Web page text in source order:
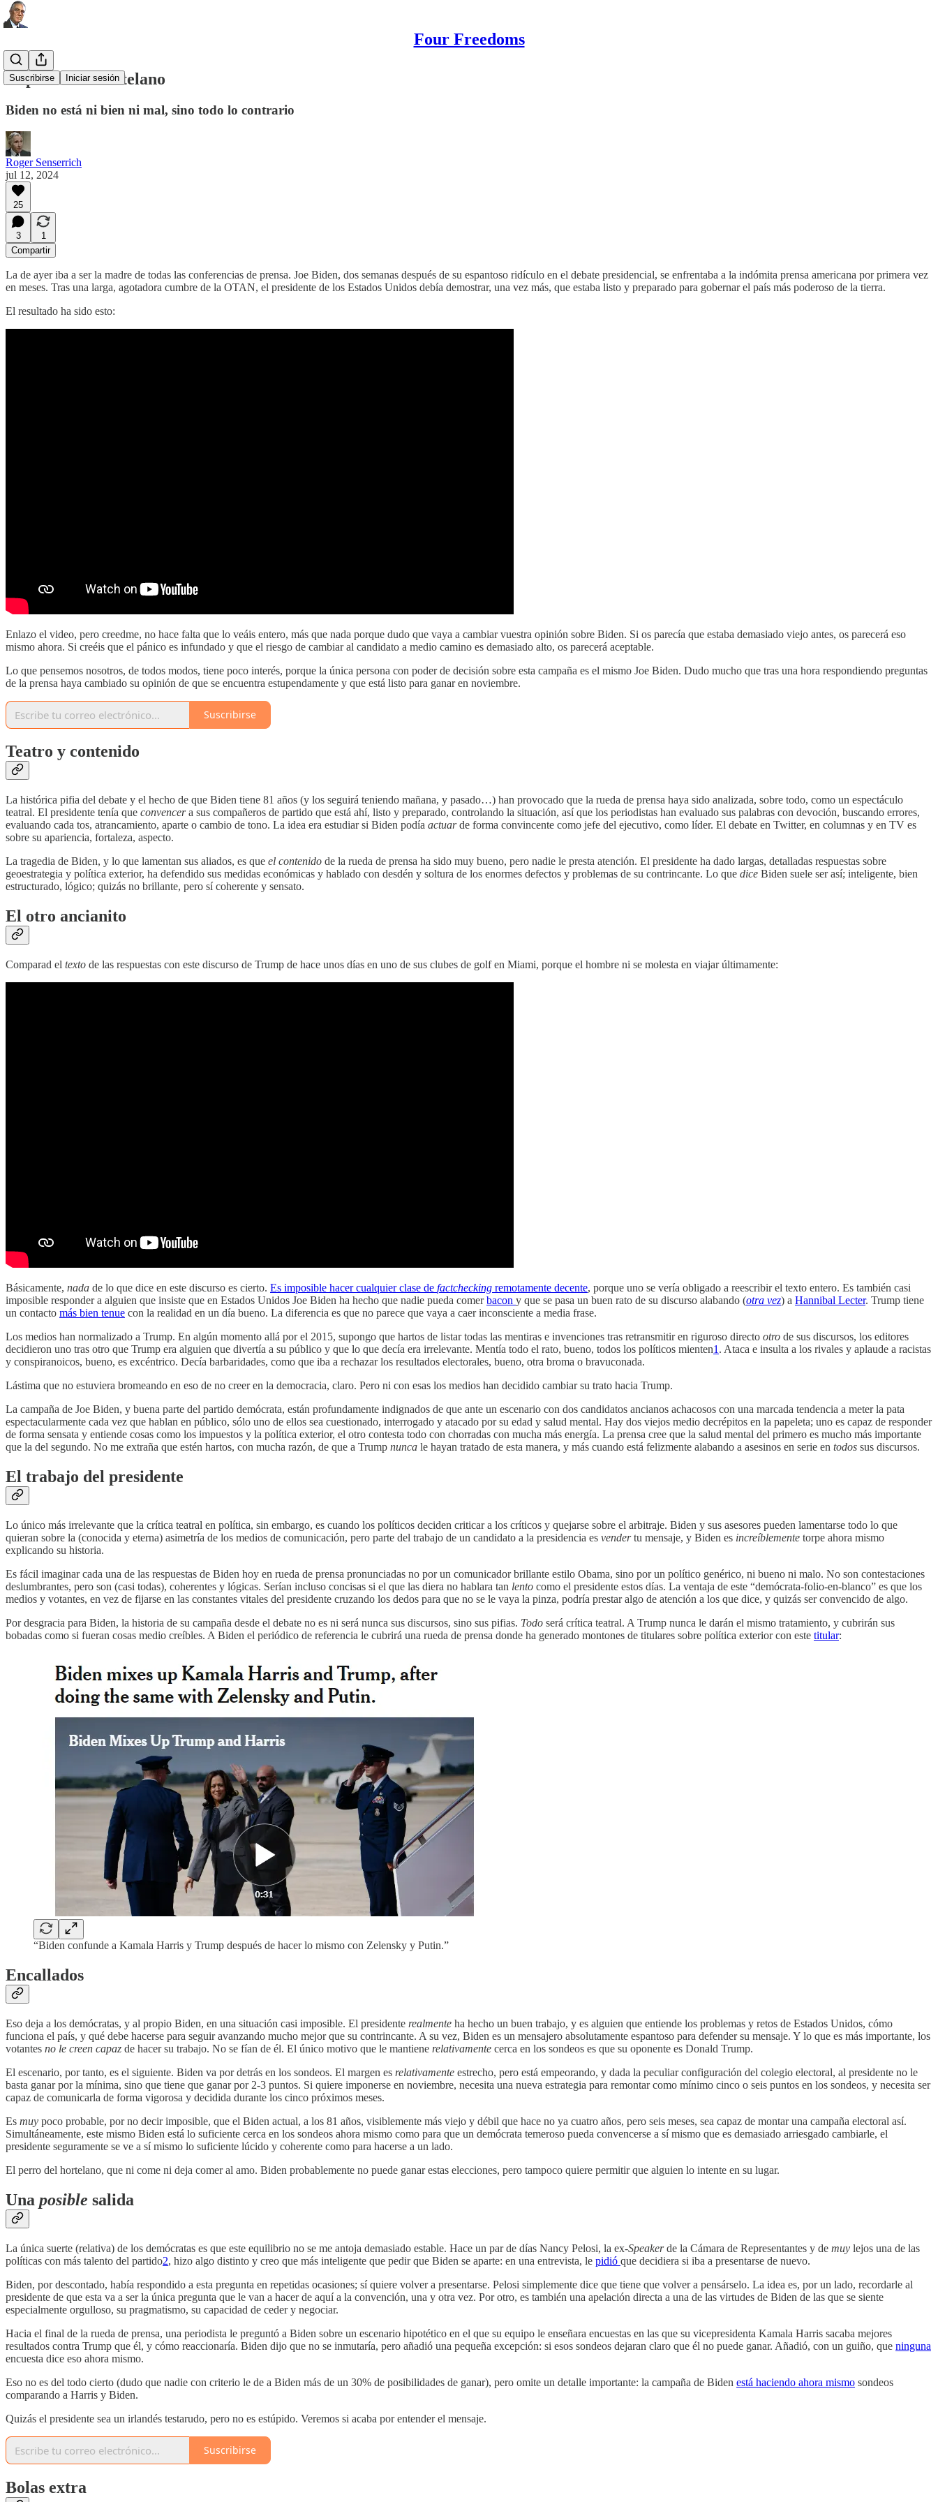
Four Freedoms
Suscribirse Iniciar sesión
El perro del hortelano
Biden no está ni bien ni mal, sino todo lo contrario
Roger Senserrich
jul 12, 2024
25
3
1
Compartir
La de ayer iba a ser la madre de todas las conferencias de prensa. Joe Biden, dos semanas después de su espantoso ridículo en el debate presidencial, se enfrentaba a la indómita prensa americana por primera vez
en meses. Tras una larga, agotadora cumbre de la OTAN, el presidente de los Estados Unidos debía demostrar, una vez más, que estaba listo y preparado para gobernar el país más poderoso de la tierra.
El resultado ha sido esto:
Enlazo el video, pero creedme, no hace falta que lo veáis entero, más que nada porque dudo que vaya a cambiar vuestra opinión sobre Biden. Si os parecía que estaba demasiado viejo antes, os parecerá eso
mismo ahora. Si creéis que el pánico es infundado y que el riesgo de cambiar al candidato a medio camino es demasiado alto, os parecerá aceptable.
Lo que pensemos nosotros, de todos modos, tiene poco interés, porque la única persona con poder de decisión sobre esta campaña es el mismo Joe Biden. Dudo mucho que tras una hora respondiendo preguntas
de la prensa haya cambiado su opinión de que se encuentra estupendamente y que está listo para ganar en noviembre.
Suscribirse
Teatro y contenido
La histórica pifia del debate y el hecho de que Biden tiene 81 años (y los seguirá teniendo mañana, y pasado…) han provocado que la rueda de prensa haya sido analizada, sobre todo, como un espectáculo
teatral. El presidente tenía que convencera sus compañeros de partido que está ahí, listo y preparado, controlando la situación, así que los periodistas han evaluado sus palabras con devoción, buscando errores,
evaluando cada tos, atrancamiento, aparte o cambio de tono. La idea era estudiar si Biden podía actuarde forma convincente como jefe del ejecutivo, como líder. El debate en Twitter, en columnas y en TV es
sobre su apariencia, fortaleza, aspecto.
La tragedia de Biden, y lo que lamentan sus aliados, es que el contenido de la rueda de prensa ha sido muy bueno, pero nadie le presta atención. El presidente ha dado largas, detalladas respuestas sobre
geoestrategia y política exterior, ha defendido sus medidas económicas y hablado con desdén y soltura de los enormes defectos y problemas de su contrincante. Lo que dice Biden suele ser así; inteligente, bien
estructurado, lógico; quizás no brillante, pero sí coherente y sensato.
El otro ancianito
Comparad el texto de las respuestas con este discurso de Trump de hace unos días en uno de sus clubes de golf en Miami, porque el hombre ni se molesta en viajar últimamente:
Básicamente, nada de lo que dice en este discurso es cierto. Es imposible hacer cualquier clase de factchecking remotamente decente, porque uno se vería obligado a reescribir el texto entero. Es también casi
imposible responder a alguien que insiste que en Estados Unidos Joe Biden ha hecho que nadie pueda comerbacon y que se pasa un buen rato de su discurso alabando (otra vez) a Hannibal Lecter. Trump tiene
un contacto más bien tenue con la realidad en un día bueno. La diferencia es que no parece que vaya a caer inconsciente a media frase.
Los medios han normalizado a Trump. En algún momento allá por el 2015, supongo que hartos de listar todas las mentiras e invenciones tras retransmitir en riguroso directo otro de sus discursos, los editores
decidieron uno tras otro que Trump era alguien que divertía a su público y que lo que decía era irrelevante. Mentía todo el rato, bueno, todos los políticos mienten1 . Ataca e insulta a los rivales y aplaude a racistas
y conspiranoicos, bueno, es excéntrico. Decía barbaridades, como que iba a rechazar los resultados electorales, bueno, otra broma o bravuconada.
Lástima que no estuviera bromeando en eso de no creer en la democracia, claro. Pero ni con esas los medios han decidido cambiar su trato hacia Trump.
La campaña de Joe Biden, y buena parte del partido demócrata, están profundamente indignados de que ante un escenario con dos candidatos ancianos achacosos con una marcada tendencia a meter la pata
espectacularmente cada vez que hablan en público, sólo uno de ellos sea cuestionado, interrogado y atacado por su edad y salud mental. Hay dos viejos medio decrépitos en la papeleta; uno es capaz de responder
de forma sensata y entiende cosas como los impuestos y la política exterior, el otro contesta todo con chorradas con mucha más energía. La prensa cree que la salud mental del primero es mucho más importante
que la del segundo. No me extraña que estén hartos, con mucha razón, de que a Trump nunca le hayan tratado de esta manera, y más cuando está felizmente alabando a asesinos en serie en todos sus discursos.
El trabajo del presidente
Lo único más irrelevante que la crítica teatral en política, sin embargo, es cuando los políticos deciden criticar a los críticos y quejarse sobre el arbitraje. Biden y sus asesores pueden lamentarse todo lo que
quieran sobre la (conocida y eterna) asimetría de los medios de comunicación, pero parte del trabajo de un candidato a la presidencia es vendertu mensaje, y Biden es increíblemente torpe ahora mismo
explicando su historia.
Es fácil imaginar cada una de las respuestas de Biden hoy en rueda de prensa pronunciadas no por un comunicador brillante estilo Obama, sino por un político genérico, ni bueno ni malo. No son contestaciones
deslumbrantes, pero son (casi todas), coherentes y lógicas. Serían incluso concisas si el que las diera no hablara tan lento como el presidente estos días. La ventaja de este “demócrata-folio-en-blanco” es que los
medios y votantes, en vez de fijarse en las constantes vitales del presidente cruzando los dedos para que no se le vaya la pinza, podría prestar algo de atención a los que dice, y quizás ser convencido de algo.
Por desgracia para Biden, la historia de su campaña desde el debate no es ni será nunca sus discursos, sino sus pifias. Todo será crítica teatral. A Trump nunca le darán el mismo tratamiento, y cubrirán sus
bobadas como si fueran cosas medio creíbles. A Biden el periódico de referencia le cubrirá una rueda de prensa donde ha generado montones de titulares sobre política exterior con este titular:
“Biden confunde a Kamala Harris y Trump después de hacer lo mismo con Zelensky y Putin.”
Encallados
Eso deja a los demócratas, y al propio Biden, en una situación casi imposible. El presidente realmente ha hecho un buen trabajo, y es alguien que entiende los problemas y retos de Estados Unidos, cómo
funciona el país, y qué debe hacerse para seguir avanzando mucho mejor que su contrincante. A su vez, Biden es un mensajero absolutamente espantoso para defender su mensaje. Y lo que es más importante, los
votantes no le creen capaz de hacer su trabajo. No se fían de él. El único motivo que le mantiene relativamente cerca en los sondeos es que su oponente es Donald Trump.
El escenario, por tanto, es el siguiente. Biden va por detrás en los sondeos. El margen es relativamente estrecho, pero está empeorando, y dada la peculiar configuración del colegio electoral, al presidente no le
basta ganar por la mínima, sino que tiene que ganar por 2-3 puntos. Si quiere imponerse en noviembre, necesita una nueva estrategia para remontar como mínimo cinco o seis puntos en los sondeos, y necesita ser
capaz de comunicarla de forma vigorosa y decidida durante los cinco próximos meses.
Es muy poco probable, por no decir imposible, que el Biden actual, a los 81 años, visiblemente más viejo y débil que hace no ya cuatro años, pero seis meses, sea capaz de montar una campaña electoral así.
Simultáneamente, este mismo Biden está lo suficiente cerca en los sondeos ahora mismo como para que un demócrata temeroso pueda convencerse a sí mismo que es demasiado arriesgado cambiarle, el
presidente seguramente se ve a sí mismo lo suficiente lúcido y coherente como para hacerse a un lado.
El perro del hortelano, que ni come ni deja comer al amo. Biden probablemente no puede ganar estas elecciones, pero tampoco quiere permitir que alguien lo intente en su lugar.
Una posible salida
La única suerte (relativa) de los demócratas es que este equilibrio no se me antoja demasiado estable. Hace un par de días Nancy Pelosi, la ex-Speakerde la Cámara de Representantes y de muy lejos una de las
políticas con más talento del partido2, hizo algo distinto y creo que más inteligente que pedir que Biden se aparte: en una entrevista, le pidió que decidiera si iba a presentarse de nuevo.
Biden, por descontado, había respondido a esta pregunta en repetidas ocasiones; sí quiere volver a presentarse. Pelosi simplemente dice que tiene que volver a pensárselo. La idea es, por un lado, recordarle al
presidente de que esta va a ser la única pregunta que le van a hacer de aquí a la convención, una y otra vez. Por otro, es también una apelación directa a una de las virtudes de Biden de las que se siente
especialmente orgulloso, su pragmatismo, su capacidad de ceder y negociar.
Hacia el final de la rueda de prensa, una periodista le preguntó a Biden sobre un escenario hipotético en el que su equipo le enseñara encuestas en las que su vicepresidenta Kamala Harris sacaba mejores
resultados contra Trump que él, y cómo reaccionaría. Biden dijo que no se inmutaría, pero añadió una pequeña excepción: si esos sondeos dejaran claro que él no puede ganar. Añadió, con un guiño, que ninguna
encuesta dice eso ahora mismo.
Eso no es del todo cierto (dudo que nadie con criterio le de a Biden más de un 30% de posibilidades de ganar), pero omite un detalle importante: la campaña de Biden está haciendo ahora mismo sondeos
comparando a Harris y Biden.
Quizás el presidente sea un irlandés testarudo, pero no es estúpido. Veremos si acaba por entender el mensaje.
Suscribirse
Bolas extra